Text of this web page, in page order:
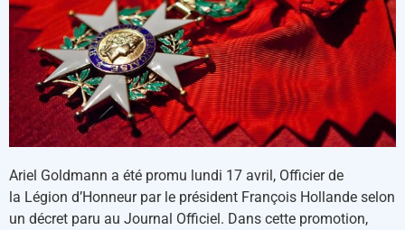
Ariel Goldmann a été promu lundi 17 avril, Officier de
la Légion d’Honneur par le président François Hollande selon
un décret paru au Journal Officiel. Dans cette promotion,